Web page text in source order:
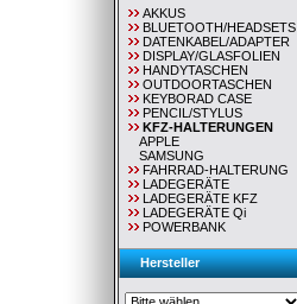
AKKUS
BLUETOOTH/HEADSETS
DATENKABEL/ADAPTER
DISPLAY/GLASFOLIEN
HANDYTASCHEN
OUTDOORTASCHEN
KEYBORAD CASE
PENCIL/STYLUS
KFZ-HALTERUNGEN
APPLE
SAMSUNG
FAHRRAD-HALTERUNG
LADEGERÄTE
LADEGERÄTE KFZ
LADEGERÄTE Qi
POWERBANK
Hersteller